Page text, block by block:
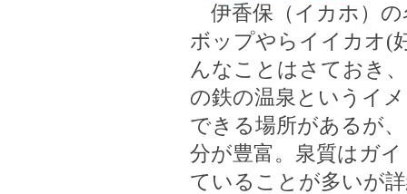
伊香保（イカホ）の
ボップやらイイカオ(
んなことはさておき
の鉄の温泉というイ
できる場所があるが
分が豊富。泉質はガ
ていることが多いが